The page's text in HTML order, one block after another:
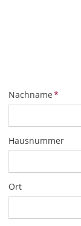
Pflichtfeld
Nachname*
Hausnummer
Ort